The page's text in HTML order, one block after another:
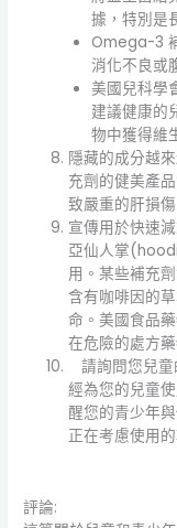
據，特別是
Omega-3
消化不良或
美國兒科
建議健康的
物中獲得維
隱藏的成分越
充劑的健美產
致嚴重的肝損
宣傳用於快速
亞仙人掌
用。某些補充
含有咖啡因的
命。美國食品
在危險的處方藥
請詢問您兒童
經為您的兒童
醒您的青少年
正在考慮使用
評論: